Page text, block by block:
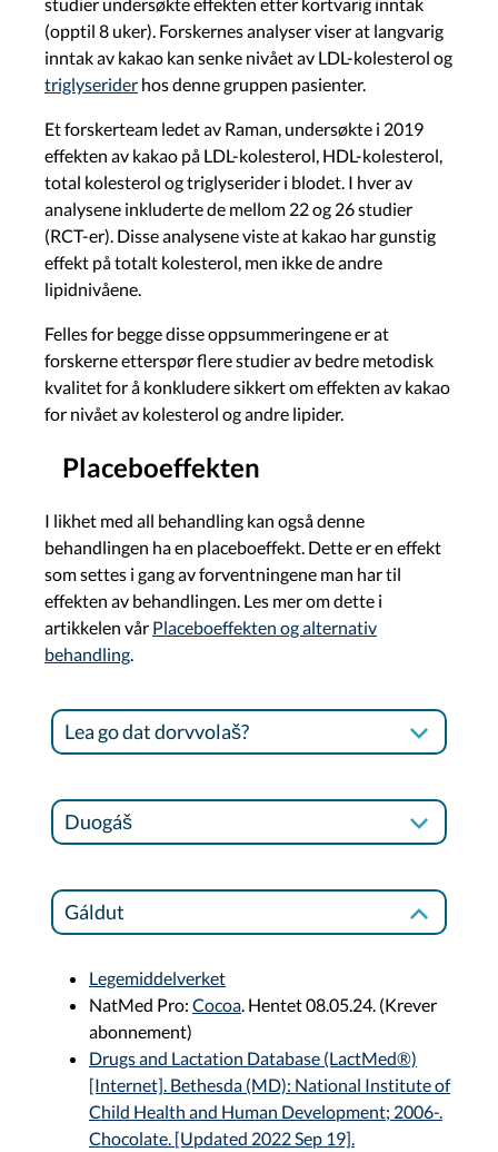
(opptil 8 uker). Forskernes analyser viser at langvarig
inntak av kakao kan senke nivået av LDL-kolesterol og
triglyserider hos denne gruppen pasienter.
Et forskerteam ledet av Raman, undersøkte i 2019
effekten av kakao på LDL-kolesterol, HDL-kolesterol,
total kolesterol og triglyserider i blodet. I hver av
analysene inkluderte de mellom 22 og 26 studier
(RCT-er). Disse analysene viste at kakao har gunstig
effekt på totalt kolesterol, men ikke de andre
lipidnivåene.
Felles for begge disse oppsummeringene er at
forskerne etterspør flere studier av bedre metodisk
kvalitet for å konkludere sikkert om effekten av kakao
for nivået av kolesterol og andre lipider.
Placeboeffekten
I likhet med all behandling kan også denne
behandlingen ha en placeboeffekt. Dette er en effekt
som settes i gang av forventningene man har til
effekten av behandlingen. Les mer om dette i
artikkelen vår Placeboeffekten og alternativ
behandling
Lea go dat dorvvolaš?
Duogáš
Gáldut
Legemiddelverket
NatMed Pro: Cocoa . Hentet 08.05.24. (Krever
abonnement)
Drugs and Lactation Database (LactMed®)
[Internet]. Bethesda (MD): National Institute of
Child Health and Human Development; 2006-.
Chocolate. [Updated 2022 Sep 19].